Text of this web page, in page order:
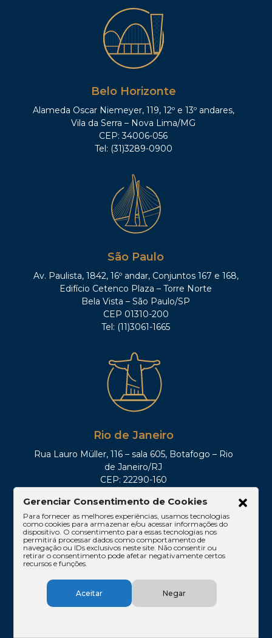
Belo Horizonte
Alameda Oscar Niemeyer, 119, 12º e 13º andares,
Vila da Serra – Nova Lima/MG
CEP: 34006-056
Tel: (31)3289-0900
São Paulo
Av. Paulista, 1842, 16º andar, Conjuntos 167 e 168,
Edifício Cetenco Plaza – Torre Norte
Bela Vista – São Paulo/SP
CEP 01310-200
Tel: (11)3061-1665
Rio de Janeiro
Rua Lauro Müller, 116 – sala 605, Botafogo – Rio
de Janeiro/RJ
CEP: 22290-160
Brasília
Gerenciar Consentimento de Cookies
Para fornecer as melhores experiências, usamos tecnologias
como cookies para armazenar e/ou acessar informações do
dispositivo. O consentimento para essas tecnologias nos
permitirá processar dados como comportamento de
navegação ou IDs exclusivos neste site. Não consentir ou
retirar o consentimento pode afetar negativamente certos
recursos e funções.
Aceitar Negar